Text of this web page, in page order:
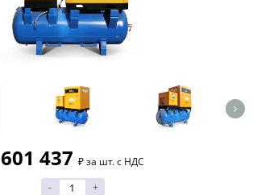
601 437 ₽ за шт. с НДС
-
+